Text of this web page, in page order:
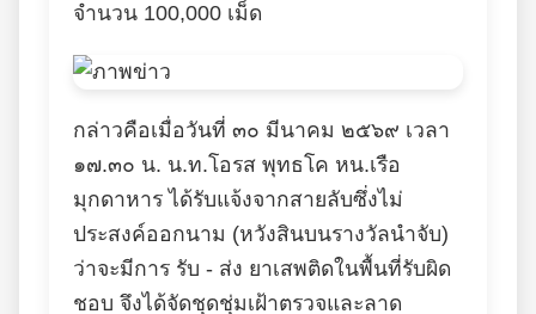
จำนวน 100,000 เม็ด
กล่าวคือเมื่อวันที่ ๓๐ มีนาคม ๒๕๖๙ เวลา
๑๗.๓๐ น. น.ท.โอรส พุทธโค หน.เรือ
มุกดาหาร ได้รับแจ้งจากสายลับซึ่งไม่
ประสงค์ออกนาม (หวังสินบนรางวัลนำจับ)
ว่าจะมีการ รับ - ส่ง ยาเสพติดในพื้นที่รับผิด
ชอบ จึงได้จัดชุดชุ่มเฝ้าตรวจและลาด